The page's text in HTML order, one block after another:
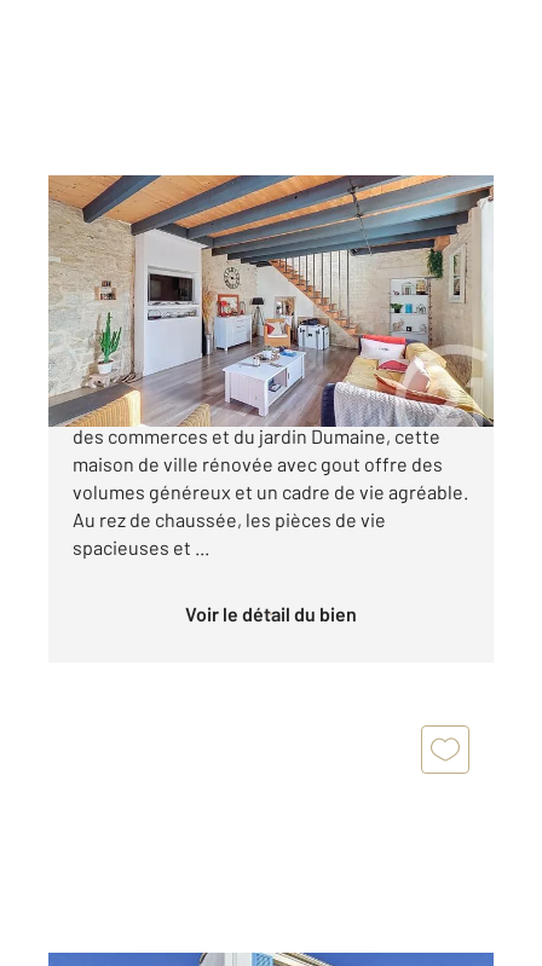
LUCON 85
140,37 m2, 4 pièces
Ref : 1964
Maison à vendre
283 500 €
Située à proximité immédiate du centre ville,
des commerces et du jardin Dumaine, cette
maison de ville rénovée avec gout offre des
volumes généreux et un cadre de vie agréable.
Au rez de chaussée, les pièces de vie
spacieuses et ...
Voir le détail du bien